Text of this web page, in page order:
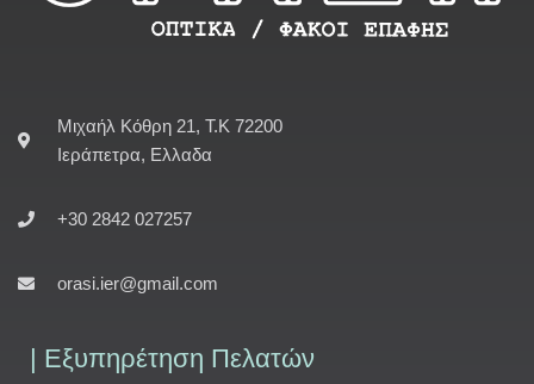
Μιχαήλ Κόθρη 21, Τ.Κ 72200
Ιεράπετρα, Ελλαδα
+30 2842 027257
orasi.ier@gmail.com
| Εξυπηρέτηση Πελατών